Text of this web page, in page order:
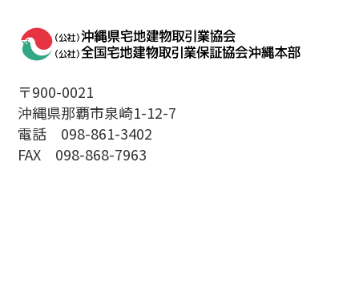
〒900-0021
沖縄県那覇市泉崎1-12-7
電話 098-861-3402
FAX 098-868-7963